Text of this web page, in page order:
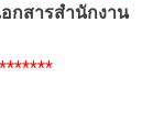
อกสารสำนักงาน